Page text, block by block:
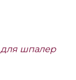
для шпалер